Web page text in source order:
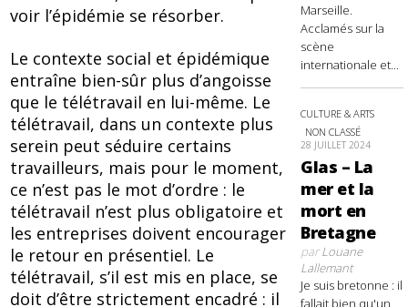
voir l’épidémie se résorber.
Le contexte social et épidémique
entraîne bien-sûr plus d’angoisse
que le télétravail en lui-même. Le
télétravail, dans un contexte plus
serein peut séduire certains
travailleurs, mais pour le moment,
ce n’est pas le mot d’ordre : le
télétravail n’est plus obligatoire et
les entreprises doivent encourager
le retour en présentiel. Le
télétravail, s’il est mis en place, se
doit d’être strictement encadré : il
Marseille.
Acclamés sur la
scène
internationale et...
CULTURE & ARTS
NON CLASSÉ
28 JUILLET 2024
Glas – La
mer et la
mort en
Bretagne
parLouane
Lallemant
Je suis bretonne : il
fallait bien qu'un